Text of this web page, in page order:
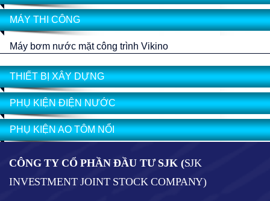
MÁY THI CÔNG
Máy bơm nước mặt công trình Vikino
THIẾT BỊ XÂY DỰNG
PHỤ KIỆN ĐIỆN NƯỚC
PHỤ KIỆN AO TÔM NỔI
CÔNG TY CỔ PHẦN ĐẦU TƯ SJK (SJK
INVESTMENT JOINT STOCK COMPANY)